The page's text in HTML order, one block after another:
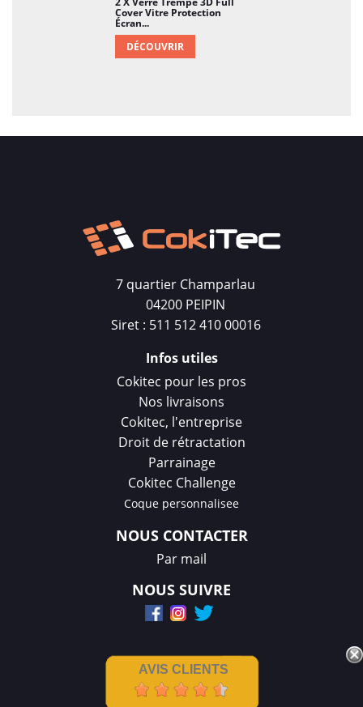
Cover Vitre Protection
Écran...
DÉCOUVRIR
7 quartier Champarlau
04200 PEIPIN
Siret : 511 512 410 00016
Infos utiles
Cokitec pour les pros
Nos livraisons
Cokitec, l'entreprise
Droit de rétractation
Parrainage
Cokitec Challenge
Coque personnalisee
NOUS CONTACTER
Par mail
NOUS SUIVRE
AVIS CLIENTS